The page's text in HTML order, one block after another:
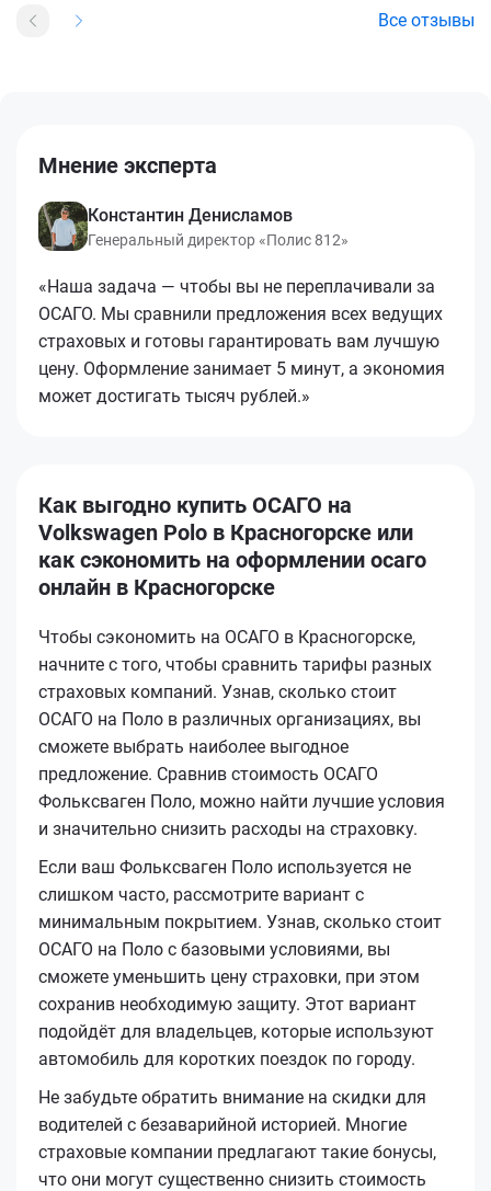
Все отзывы
Мнение эксперта
Константин Денисламов
Генеральный директор «Полис 812»
«Наша задача — чтобы вы не переплачивали за
ОСАГО. Мы сравнили предложения всех ведущих
страховых и готовы гарантировать вам лучшую
цену. Оформление занимает 5 минут, а экономия
может достигать тысяч рублей.»
Как выгодно купить ОСАГО на
Volkswagen Polo в Красногорске или
как сэкономить на оформлении осаго
онлайн в Красногорске
Чтобы сэкономить на ОСАГО в Красногорске,
начните с того, чтобы сравнить тарифы разных
страховых компаний. Узнав, сколько стоит
ОСАГО на Поло в различных организациях, вы
сможете выбрать наиболее выгодное
предложение. Сравнив стоимость ОСАГО
Фольксваген Поло, можно найти лучшие условия
и значительно снизить расходы на страховку.
Если ваш Фольксваген Поло используется не
слишком часто, рассмотрите вариант с
минимальным покрытием. Узнав, сколько стоит
ОСАГО на Поло с базовыми условиями, вы
сможете уменьшить цену страховки, при этом
сохранив необходимую защиту. Этот вариант
подойдёт для владельцев, которые используют
автомобиль для коротких поездок по городу.
Не забудьте обратить внимание на скидки для
водителей с безаварийной историей. Многие
страховые компании предлагают такие бонусы,
что они могут существенно снизить стоимость